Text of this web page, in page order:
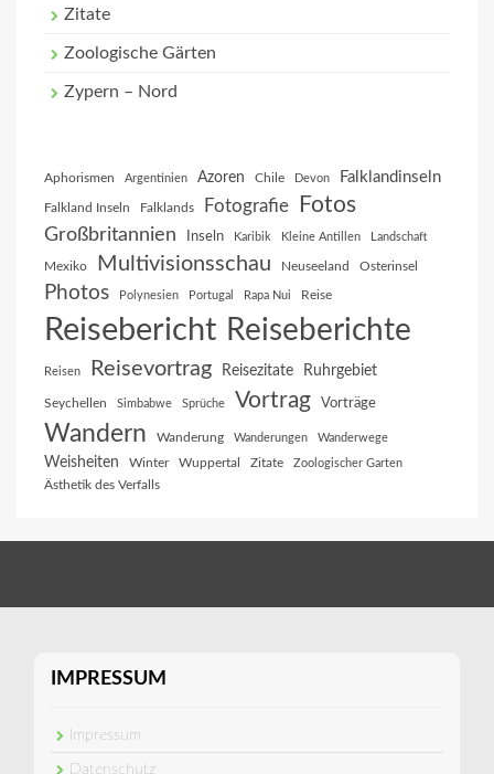
Zitate
Zoologische Gärten
Zypern – Nord
Aphorismen Argentinien Azoren Chile Devon Falklandinseln
Falkland Inseln Falklands Fotografie Fotos
Großbritannien Inseln Karibik Kleine Antillen Landschaft
Mexiko Multivisionsschau Neuseeland Osterinsel
Photos Polynesien Portugal Rapa Nui Reise
Reisebericht Reiseberichte
Reisen Reisevortrag Reisezitate Ruhrgebiet
Seychellen Simbabwe Sprüche Vortrag Vorträge
Wandern Wanderung Wanderungen Wanderwege
Weisheiten Winter Wuppertal Zitate Zoologischer Garten
Ästhetik des Verfalls
IMPRESSUM
Impressum
Datenschutz